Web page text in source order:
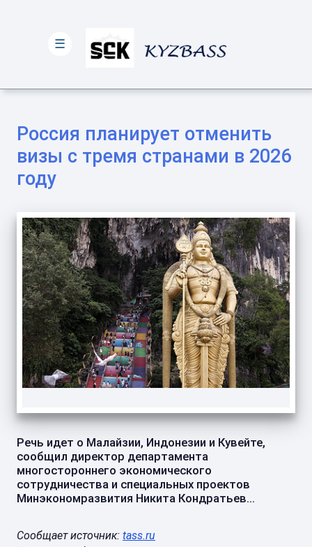
Россия планирует отменить
визы с тремя странами в 2026
году
Речь идет о Малайзии, Индонезии и Кувейте,
сообщил директор департамента
многостороннего экономического
сотрудничества и специальных проектов
Минэкономразвития Никита Кондратьев...
Сообщает источник: tass.ru
☰